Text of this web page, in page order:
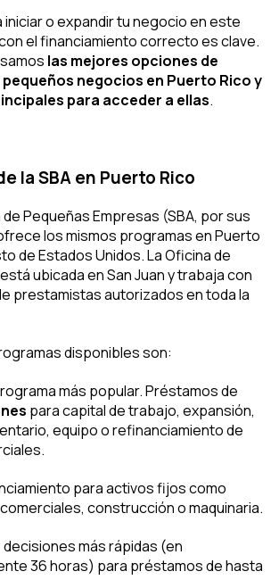
iniciar o expandir tu negocio en este
el financiamiento correcto es clave.
las mejores opciones de
negocios en Puerto Rico y
para acceder a ellas.
la SBA en Puerto Rico
Pequeñas Empresas (SBA, por sus
los mismos programas en Puerto
de Estados Unidos. La Oficina de
ubicada en San Juan y trabaja con
prestamistas autorizados en toda la
disponibles son:
más popular. Préstamos de
para capital de trabajo, expansión,
equipo o refinanciamiento de
para activos fijos como
construcción o maquinaria.
decisiones más rápidas (en
36 horas) para préstamos de hasta